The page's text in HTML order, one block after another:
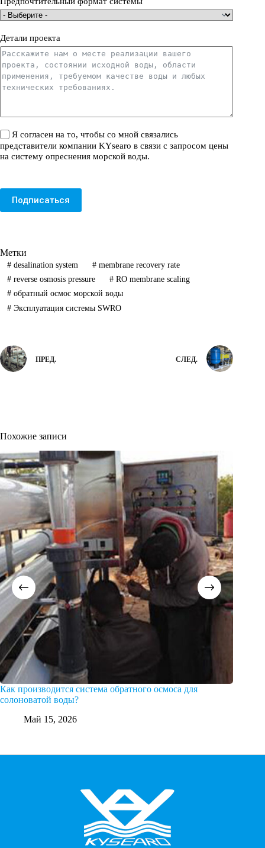
Детали проекта
Я согласен на то, чтобы со мной связались
представители компании KYsearo в связи с запросом цены
на систему опреснения морской воды.
Подписаться
Метки
#desalination system #membrane recovery rate
#reverse osmosis pressure #RO membrane scaling
#обратный осмос морской воды
#Эксплуатация системы SWRO
ПРЕД. СЛЕД.
Похожие записи
Как производится система обратного осмоса для
солоноватой воды?
Май 15, 2026